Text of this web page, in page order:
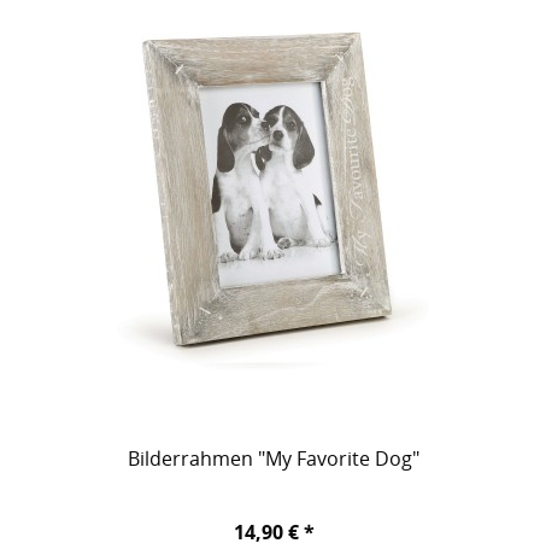
Bilderrahmen "My Favorite Dog"
14,90 € *